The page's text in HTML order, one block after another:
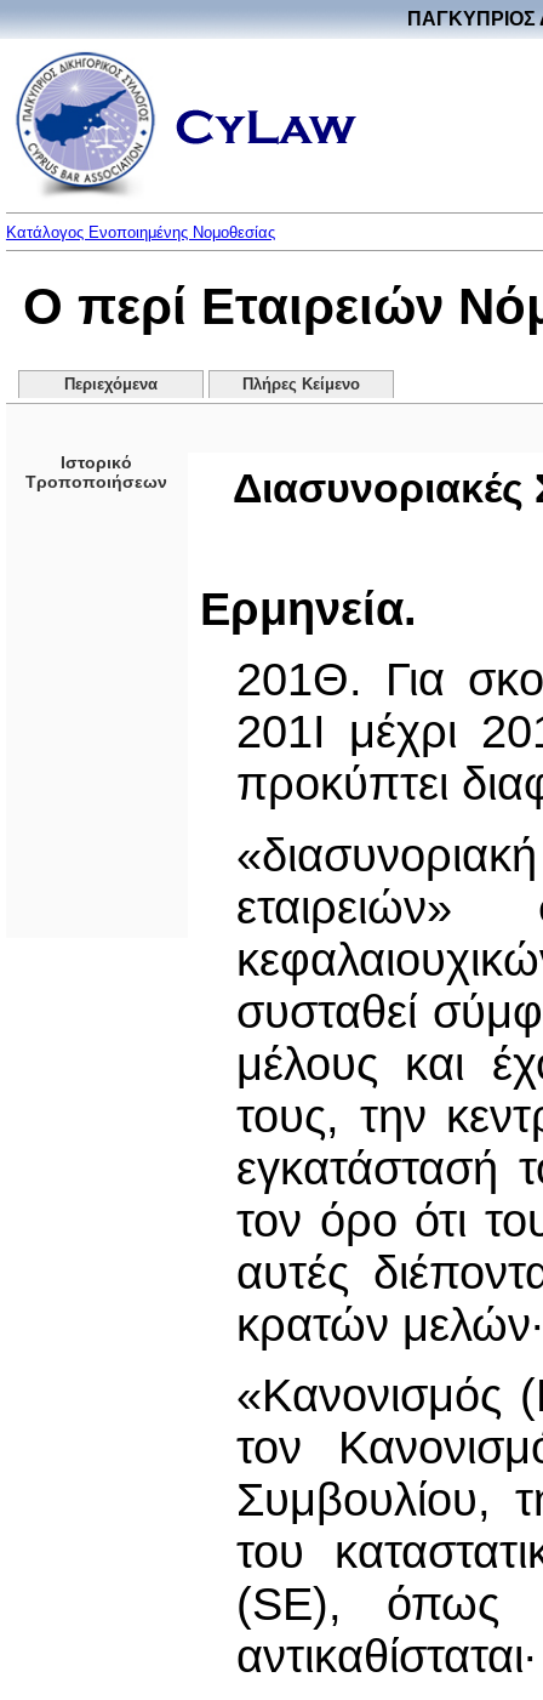
ΠΑΓΚΥΠΡΙΟΣ
Κατάλογος Ενοποιημένης Νομοθεσίας
Ο περί Εταιρειών
Περιεχόμενα Πλήρες Κείμενο
Ιστορικό
Τροποποιήσεων
Ερμηνεία.
201Θ. Για
201Ι μέχρι
προκύπτει
συσταθεί
μέλους και
τους, την
εγκατάστασή
τον όρο ότι
αυτές
κρατών μελών∙
«Κανονισμός
τον
Συμβουλίου,
του
(SE), όπως
αντικαθίσταται∙